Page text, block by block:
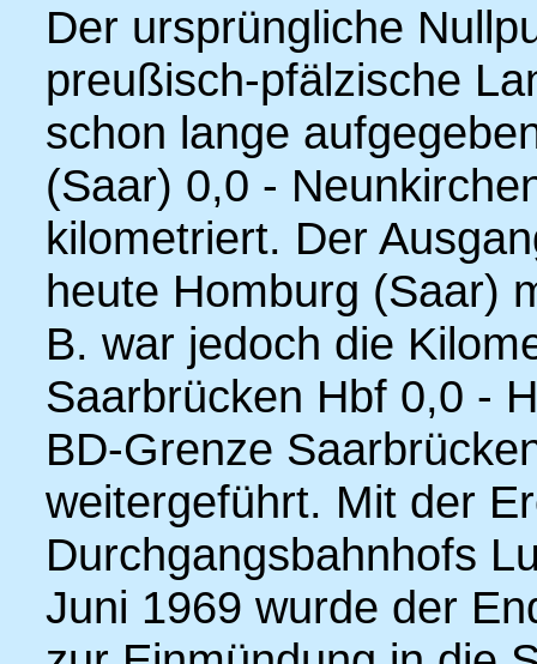
Der ursprüngliche
preußisch-pfälzische
schon lange
(Saar) 0,0 -
kilometriert. Der
heute Homburg (Saar)
B. war jedoch die
Saarbrücken Hbf 0,0 -
BD-Grenze
weitergeführt. Mit der
Durchgangsbahnhofs
Juni 1969 wurde der